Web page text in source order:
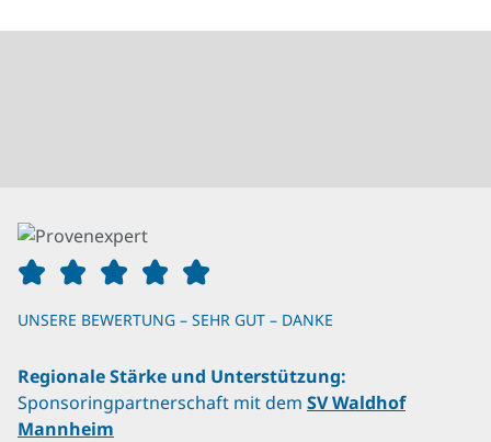
UNSERE BEWERTUNG – SEHR GUT – DANKE
Regionale Stärke und Unterstützung:
Sponsoringpartnerschaft mit dem SV Waldhof
Mannheim